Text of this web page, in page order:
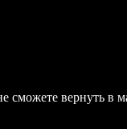
сможете вернуть в